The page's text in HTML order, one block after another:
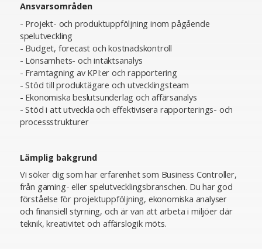
Ansvarsområden
- Projekt- och produktuppföljning inom pågående
spelutveckling
- Budget, forecast och kostnadskontroll
- Lönsamhets- och intäktsanalys
- Framtagning av KPI:er och rapportering
- Stöd till produktägare och utvecklingsteam
- Ekonomiska beslutsunderlag och affärsanalys
- Stöd i att utveckla och effektivisera rapporterings- och
processstrukturer
Lämplig bakgrund
Vi söker dig som har erfarenhet som Business Controller,
från gaming- eller spelutvecklingsbranschen. Du har god
förståelse för projektuppföljning, ekonomiska analyser
och finansiell styrning, och är van att arbeta i miljöer där
teknik, kreativitet och affärslogik möts.